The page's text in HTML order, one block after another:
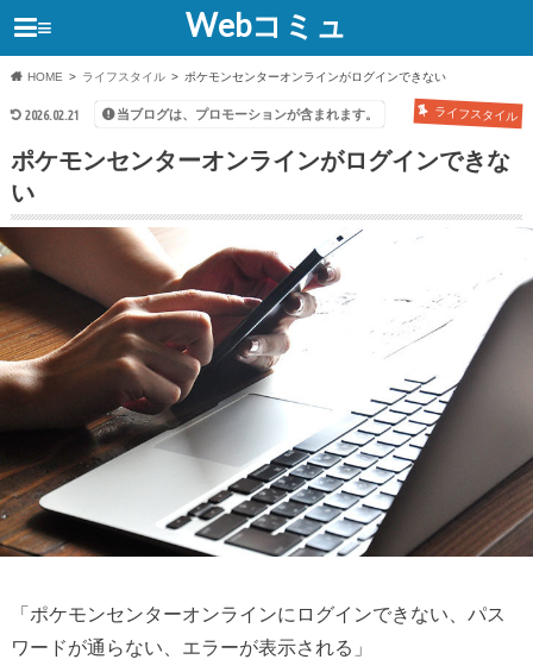
Webコミュ
≡
HOME ライフスタイル ポケモンセンターオンラインがログインできない
2026.02.21 ライフスタイル
当ブログは、プロモーションが含まれます。
ポケモンセンターオンラインがログインできな
い
「ポケモンセンターオンラインにログインできない、パス
ワードが通らない、エラーが表示される」